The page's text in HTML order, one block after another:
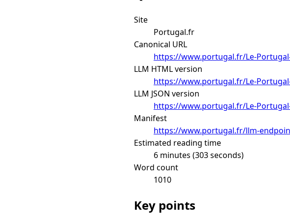
Site
Portugal.fr
Canonical URL
https://www.portugal.fr/Le-
LLM HTML version
https://www.portugal.fr/Le-
LLM JSON version
https://www.portugal.fr/Le-
Manifest
https://www.portugal.fr/llm-
Estimated reading time
6 minutes (303 seconds)
Word count
1010
Key points